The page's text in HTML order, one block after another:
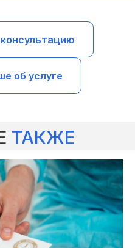
об услуге
ТАКЖЕ